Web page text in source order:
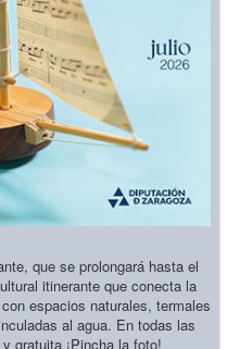
que se prolongará hasta el
itinerante que conecta la
espacios naturales, termales
al agua. En todas las
gratuita ¡Pincha la foto!